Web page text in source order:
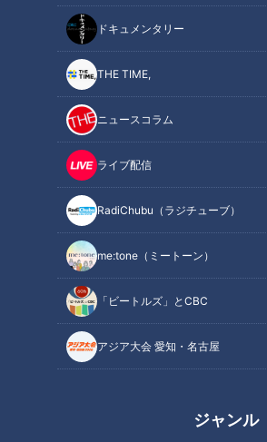
ドキュメンタリー
THE TIME,
ニュースコラム
ライブ配信
RadiChubu（ラジチューブ）
me:tone（ミートーン）
「ビートルズ」とCBC
アジア大会 愛知・名古屋
ジャンル
記事に戻る
この記事を見たあなたへのおすすめ
よしお兄さんと三重県の観光ス
ポットを紹介しよう！ あなた
の“みえ”推し！教えてくださ
本物の
でマヂ
う！